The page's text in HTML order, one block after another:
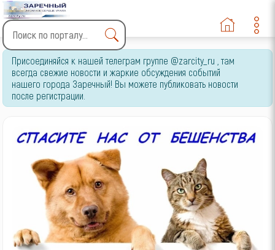
Type 2 or more characters
for results.
Присоединяйся к нашей телеграм группе @zarcity_ru , там
всегда свежие новости и жаркие обсуждения событий
нашего города Заречный! Вы можете публиковать новости
после регистрации.